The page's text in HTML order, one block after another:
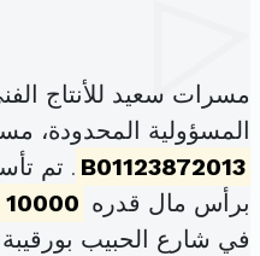
مسرات سعيد للأنتاج
المسؤولية المحدودة،
B01123872013
برأس مال قدره 10000 د.ت